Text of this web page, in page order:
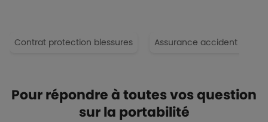
Contrat protection blessures Assurance accident de la
Titre
Pour répondre à toutes vos question
sur la portabilité